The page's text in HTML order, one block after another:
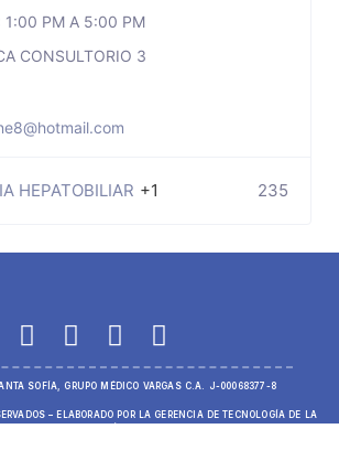
1:00 PM A 5:00 PM
CONSULTORIO 3
HEPATOBILIAR +1 235
SOFÍA, GRUPO MÉDICO VARGAS C.A. J-00068377-8
– ELABORADO POR LA GERENCIA DE TECNOLOGÍA DE LA